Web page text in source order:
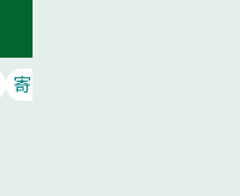
寄付で応援